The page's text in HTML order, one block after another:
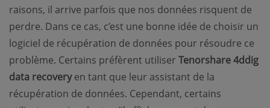
raisons, il arrive parfois que nos données risquent de
perdre. Dans ce cas, c’est une bonne idée de choisir un
logiciel de récupération de données pour résoudre ce
problème. Certains préfèrent utiliser Tenorshare 4ddig
data recoveryen tant que leur assistant de la
récupération de données. Cependant, certains